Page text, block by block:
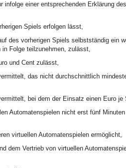
einer entsprechenden Erklärung
Spiels erfolgen lässt,
des vorherigen Spiels selbstständig ein
in Folge teilzunehmen, zulässt,
und Cent zulässt,
das nicht durchschnittlich
bei dem der Einsatz einen Euro je
Automatenspielen nicht erst fünf
virtuellen Automatenspielen ermöglicht,
dem Vertrieb von virtuellen